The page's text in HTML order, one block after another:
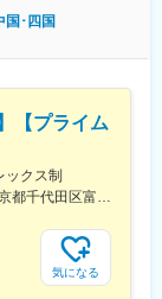
安心ください。
躍しています。安
ちしています。
、内装仕上げ工事
ら学べ、スキル
題に寄り添い、
国･四国
【プライム
ックス制
気になる